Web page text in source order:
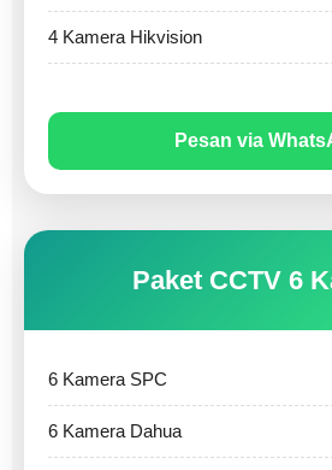
4 Kamera Hikvision
Pesan via
Paket CCTV 6
6 Kamera SPC
6 Kamera Dahua